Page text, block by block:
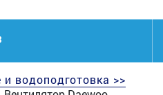
и водоподготовка >>